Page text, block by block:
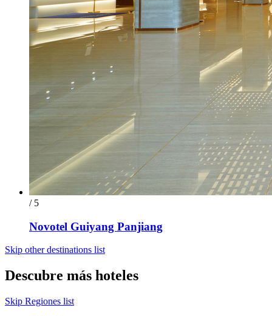
/ 5
Novotel Guiyang Panjiang
Skip other destinations list
Descubre más hoteles
Skip Regiones list